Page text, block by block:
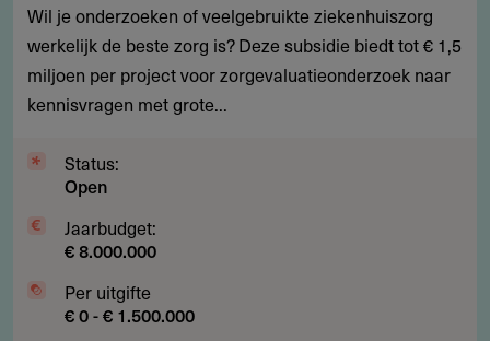
1,5
miljoen
voor
onderzoek
bestaande
Wil je onderzoeken of veelgebruikte ziekenhuiszorg
werkelijk de beste zorg is? Deze subsidie biedt tot € 1,5
miljoen per project voor zorgevaluatieonderzoek naar
kennisvragen met grote...
Status:
Open
Jaarbudget:
€ 8.000.000
Per uitgifte
€ 0 - € 1.500.000